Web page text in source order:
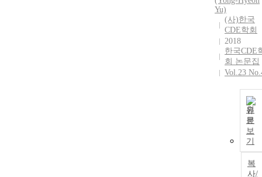
Yu)
(사)한국
CDE학회
2018
한국CDE
회 논문집
Vol.23
원
문
보
기
복
사/